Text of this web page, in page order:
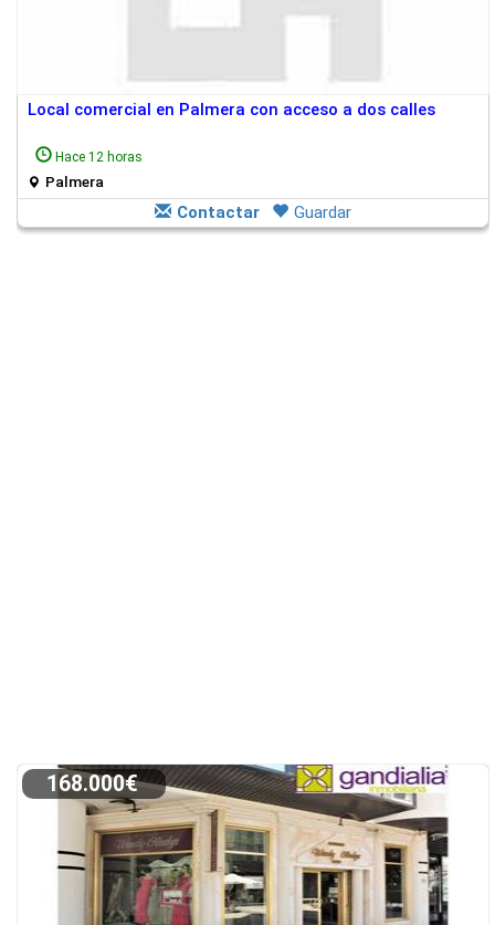
Local comercial en Palmera con acceso a dos calles
Hace 12 horas
Palmera
Contactar Guardar
168.000€